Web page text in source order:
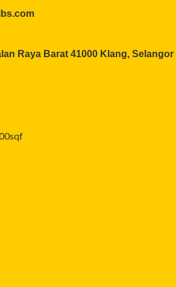
Raya Barat 41000 Klang, Selangor